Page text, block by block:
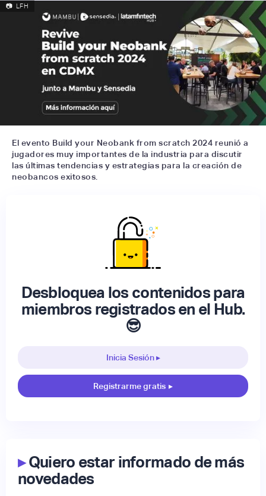
📷 LFH
El evento Build your Neobank from scratch 2024 reunió a
jugadores muy importantes de la industria para discutir
las últimas tendencias y estrategias para la creación de
neobancos exitosos.
Desbloquea los contenidos para
miembros registrados en el Hub.
😎
Inicia Sesión ▸
Registrarme gratis ▸
▸Quiero estar informado de más
novedades